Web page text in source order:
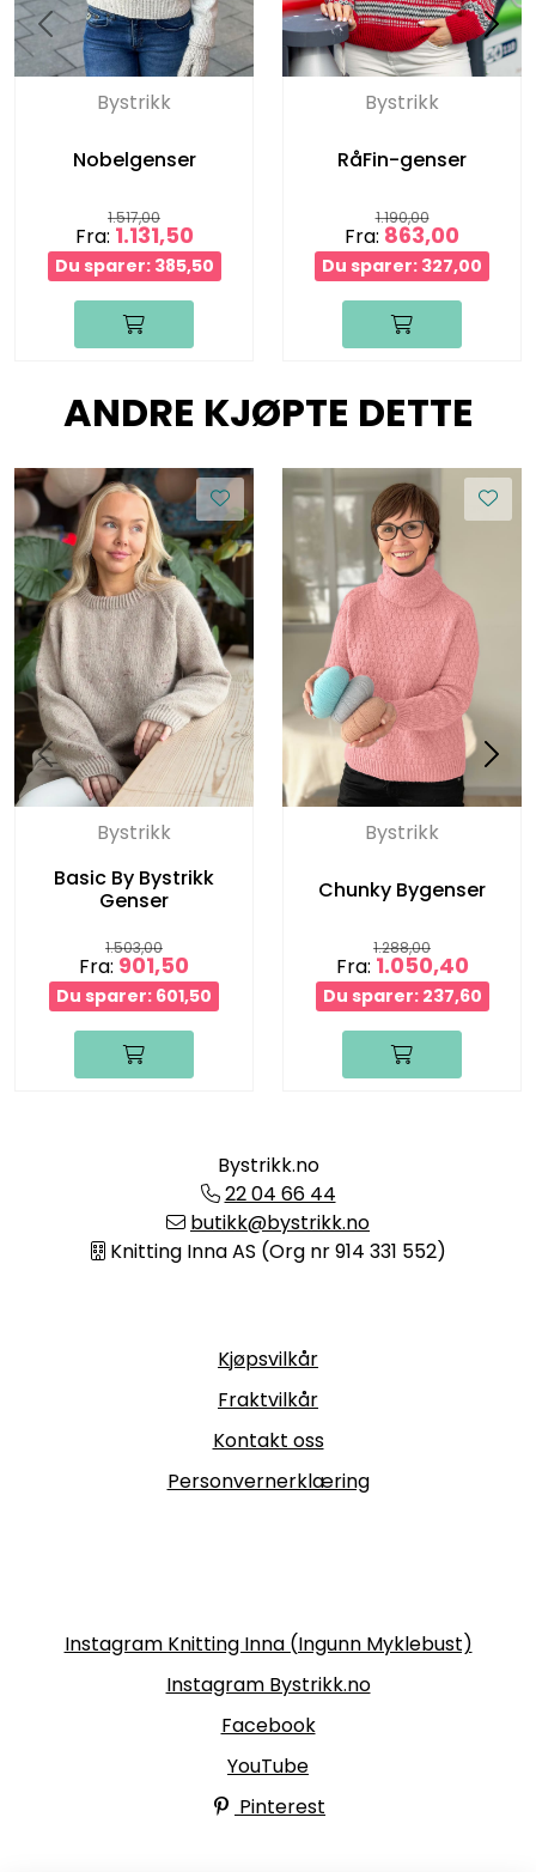
Bystrikk
Nobelgenser
1.517,00
Fra: 1.131,50
Du sparer: 385,50
Bystrikk
RåFin-genser
1.190,00
Fra: 863,00
Du sparer: 327,00
ANDRE KJØPTE DETTE
Bystrikk
Basic By Bystrikk
Genser
1.503,00
Fra: 901,50
Du sparer: 601,50
Bystrikk
Chunky Bygenser
1.288,00
Fra: 1.050,40
Du sparer: 237,60
Bystrikk.no
22 04 66 44
butikk@bystrikk.no
Knitting Inna AS (Org nr 914 331 552)
Kjøpsvilkår
Fraktvilkår
Kontakt oss
Personvernerklæring
Instagram Knitting Inna (Ingunn Myklebust)
Instagram Bystrikk.no
Facebook
YouTube
Pinterest